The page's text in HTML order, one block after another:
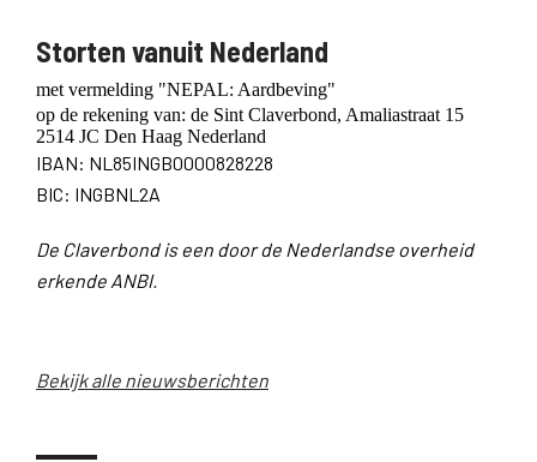
Storten vanuit Nederland
met vermelding "NEPAL: Aardbeving"
op de rekening van: de Sint Claverbond, Amaliastraat 15
2514 JC Den Haag Nederland
IBAN: NL85INGB0000828228
BIC: INGBNL2A
De Claverbond is een door de Nederlandse overheid
erkende ANBI.
Bekijk alle nieuwsberichten